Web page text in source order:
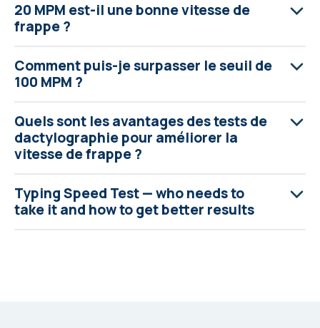
20 MPM est-il une bonne vitesse de
frappe ?
Comment puis-je surpasser le seuil de
100 MPM ?
Quels sont les avantages des tests de
dactylographie pour améliorer la
vitesse de frappe ?
Typing Speed Test — who needs to
take it and how to get better results